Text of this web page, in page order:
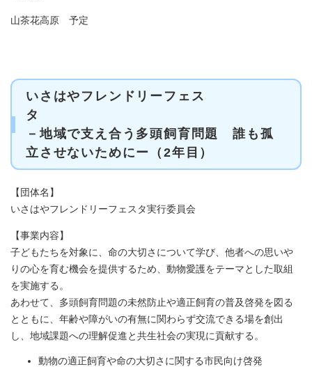
山茶花高原 予定
いさはやフレンドリーフェス
－地域で支え合う多頭飼育問題 誰も孤
立させないためにー（2年目）
【団体名】
いさはやフレンドリーフェスタ実行委員会
【事業内容】
子どもたちを対象に、命の大切さについて学び、他者への思いや
りの心を育む機会を提供するため、動物愛護をテーマとした取組
を実施する。
あわせて、多頭飼育問題の未然防止や適正飼育の普及啓発を図る
とともに、年齢や障がいの有無に関わらず交流できる場を創出
し、地域課題への理解促進と共生社会の実現に貢献する。
動物の適正飼育や命の大切さに関する市民向け啓発